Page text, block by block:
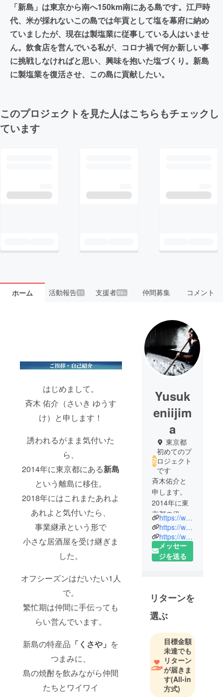
「新島」は東京から南へ150km南にある島です。江戸時
代、米が採れないこの島では年貢として塩を幕府に納め
ていましたが、現在は製塩業に従事している人はいませ
ん。飲食店を営んでいる私が、コロナ禍で何か新しい事
に挑戦しなければと思い、興味を抱いた塩づくり。新島
に製塩業を復活させ、この島に貢献したい。
このプロジェクトを見た人はこちらもチェックし
ています
ホーム 活動報告11 支援者99+ 仲間募集 コメント
はじめまして。
斉木 佑介（さいき ゆうす
け）と申します！
誘われるがまま気付いた
ら、
2014年に東京都にある新島
という離島に移住。
2018年にはこれまたあれよ
あれよと気付いたら、
事業継承という形で
小さな居酒屋を受け継ぎま
した。
オフシーズンはだいたい1人
で。
繁忙期は仲間に手伝っても
らい営んでいます。
新島の特産品 「くさや」 を
つまみに、
島の焼酎を飲みながら仲間
たちとワイワイ
Yusuk
eniijim
a
東京都
初めてのプ
ロジェクト
です
斉木佑介と
申します。
2014年に東
京都の伊豆
諸島にあ
る、新島と
いう島に移
住し、2018
https://www.facebook.com/yusuke.saiki.33
https://www.instagram.com/yusukelephant/
https://www.instagram.com/niijima_sunshine/
メッセー
ジを送る
リターンを
選ぶ
目標金額
未達でも
リターン
が届きま
す(All-in
方式)